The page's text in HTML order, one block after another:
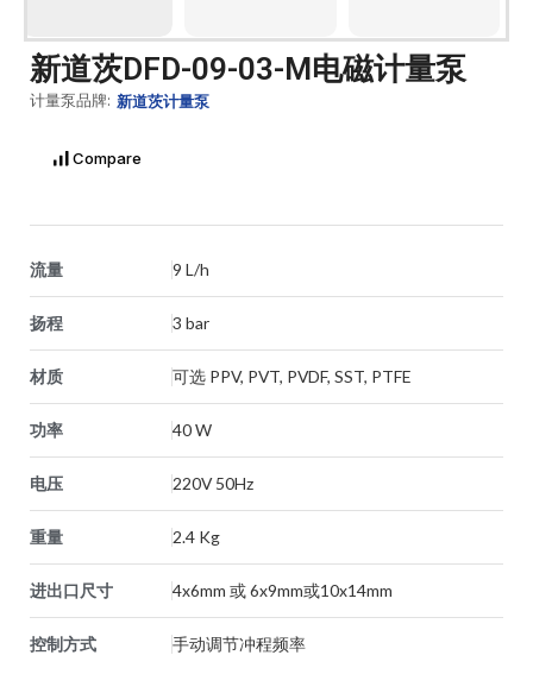
新道茨DFD-09-03-M电磁计量泵
计量泵品牌: 新道茨计量泵
Compare
流量 9 L/h
扬程 3 bar
材质 可选 PPV, PVT, PVDF, SST, PTFE
功率 40 W
电压 220V 50Hz
重量 2.4 Kg
进出口尺寸 4x6mm 或 6x9mm或10x14mm
控制方式 手动调节冲程频率